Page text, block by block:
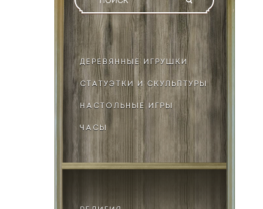
ДЕРЕВЯННЫЕ ИГРУШКИ
СТАТУЭТКИ И СКУЛЬПТУРЫ
НАСТОЛЬНЫЕ ИГРЫ
ЧАСЫ